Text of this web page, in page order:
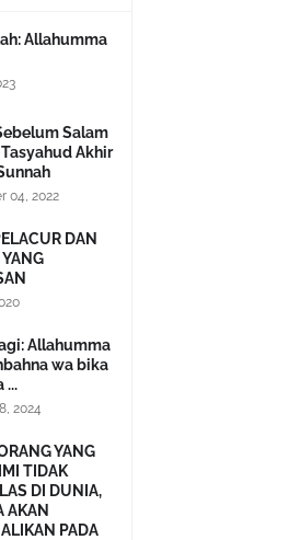
Allahumma
Salam
Akhir
04, 2022
DAN
Allahumma
wa bika
...
2024
YANG
TIDAK
DI DUNIA,
AKAN
PADA